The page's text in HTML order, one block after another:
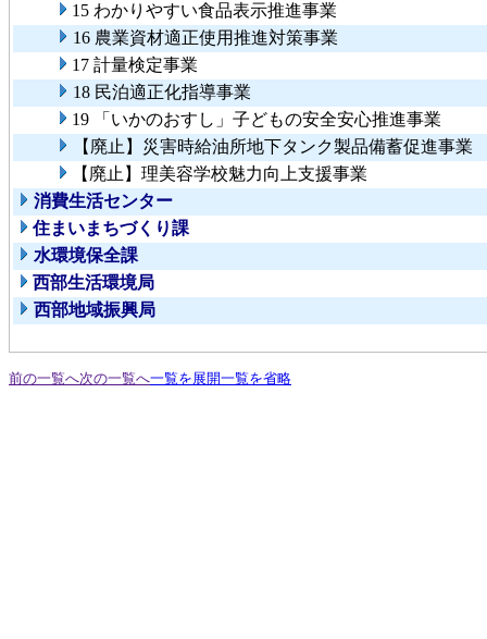
15 わかりやすい食品表示推進事業
16 農業資材適正使用推進対策事業
17 計量検定事業
18 民泊適正化指導事業
19 「いかのおすし」子どもの安全安心推進事業
【廃止】災害時給油所地下タンク製品備蓄促進事業
【廃止】理美容学校魅力向上支援事業
消費生活センター
住まいまちづくり課
水環境保全課
西部生活環境局
西部地域振興局
前の一覧へ次の一覧へ一覧を展開一覧を省略